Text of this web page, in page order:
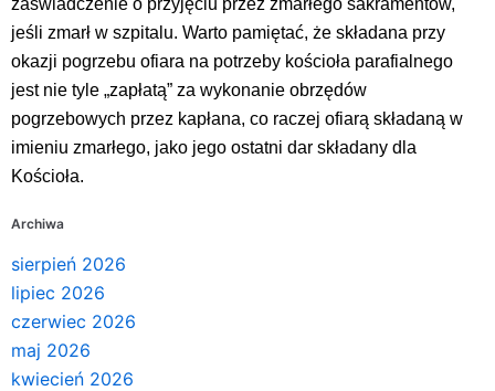
zaświadczenie o przyjęciu przez zmarłego sakramentów,
jeśli zmarł w szpitalu. Warto pamiętać, że składana przy
okazji pogrzebu ofiara na potrzeby kościoła parafialnego
jest nie tyle „zapłatą” za wykonanie obrzędów
pogrzebowych przez kapłana, co raczej ofiarą składaną w
imieniu zmarłego, jako jego ostatni dar składany dla
Kościoła.
Archiwa
sierpień 2026
lipiec 2026
czerwiec 2026
maj 2026
kwiecień 2026